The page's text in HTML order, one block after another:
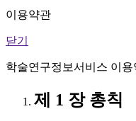
이용약관
닫기
학술연구정보서비스 이용
제 1 장 총칙